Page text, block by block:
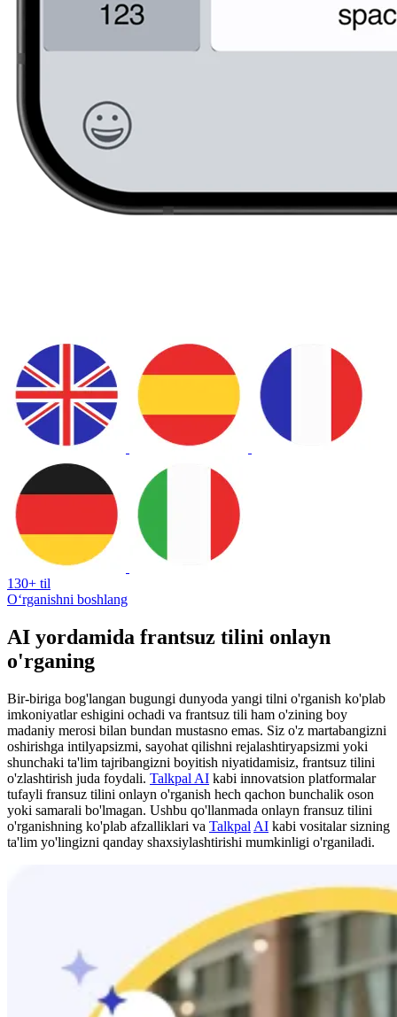
130+ til
Oʻrganishni boshlang
AI yordamida frantsuz tilini onlayn
o'rganing
Bir-biriga bog'langan bugungi dunyoda yangi tilni o'rganish ko'plab
imkoniyatlar eshigini ochadi va frantsuz tili ham o'zining boy
madaniy merosi bilan bundan mustasno emas. Siz o'z martabangizni
oshirishga intilyapsizmi, sayohat qilishni rejalashtiryapsizmi yoki
shunchaki ta'lim tajribangizni boyitish niyatidamisiz, frantsuz tilini
o'zlashtirish juda foydali. Talkpal AI kabi innovatsion platformalar
tufayli fransuz tilini onlayn o'rganish hech qachon bunchalik oson
yoki samarali bo'lmagan. Ushbu qo'llanmada onlayn fransuz tilini
o'rganishning ko'plab afzalliklari va Talkpal AI kabi vositalar sizning
ta'lim yo'lingizni qanday shaxsiylashtirishi mumkinligi o'rganiladi.